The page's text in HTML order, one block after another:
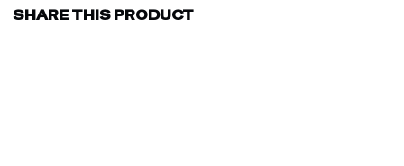
SHARE THIS PRODUCT